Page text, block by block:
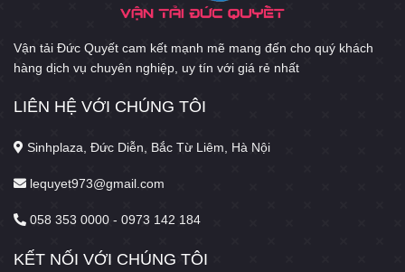
Vận tải Đức Quyết cam kết mạnh mẽ mang đến cho quý khách
hàng dịch vụ chuyên nghiệp, uy tín với giá rẻ nhất
LIÊN HỆ VỚI CHÚNG TÔI
Sinhplaza, Đức Diễn, Bắc Từ Liêm, Hà Nội
lequyet973@gmail.com
058 353 0000 - 0973 142 184
KẾT NỐI VỚI CHÚNG TÔI